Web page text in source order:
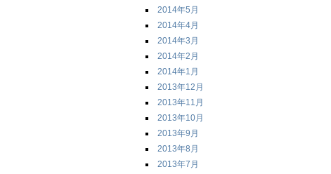
2014年5月
2014年4月
2014年3月
2014年2月
2014年1月
2013年12月
2013年11月
2013年10月
2013年9月
2013年8月
2013年7月